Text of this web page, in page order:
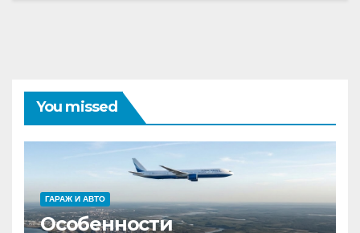
You missed
ГАРАЖ И АВТО
Особенности